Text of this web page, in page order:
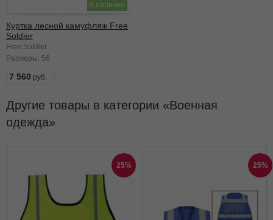
В наличии
Куртка лесной камуфляж Free
Soldier
Free Soldier
Размеры: 56
7 560
Другие товары в категории
Военная
одежда
25% 25%